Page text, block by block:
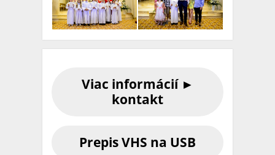
Viac informácií ►
kontakt
Prepis VHS na USB